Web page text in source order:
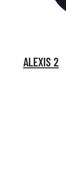
ALEXIS 2